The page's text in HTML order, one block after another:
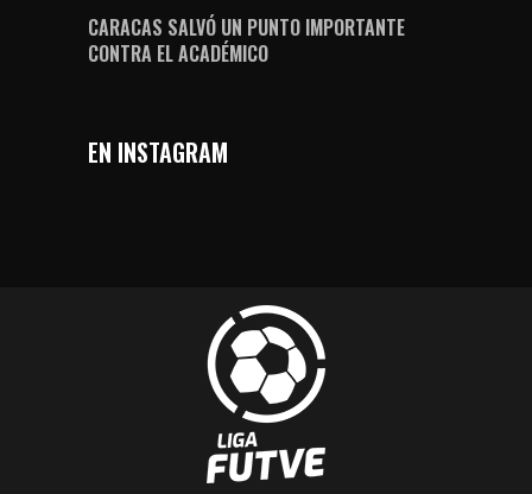
CARACAS SALVÓ UN PUNTO IMPORTANTE
CONTRA EL ACADÉMICO
EN INSTAGRAM